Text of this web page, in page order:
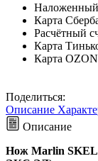
Карта
Расчётный
Карта
Карта OZON
Поделиться:
Описание
Описание
Нож Marlin